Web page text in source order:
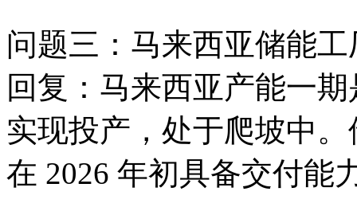
问题三：马来西亚储能
回复：马来西亚产能一
实现投产，处于爬坡中
在 2026 年初具备交付能